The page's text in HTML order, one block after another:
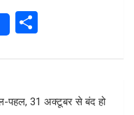
ar
पहल, 31 अक्टूबर से बंद हो